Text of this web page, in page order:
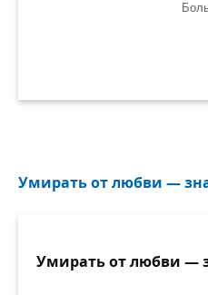
Умирать от любви —
Умирать от любви —